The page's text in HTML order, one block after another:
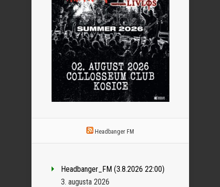
Headbanger FM
Headbanger_FM (3.8.2026 22:00)
3. augusta 2026